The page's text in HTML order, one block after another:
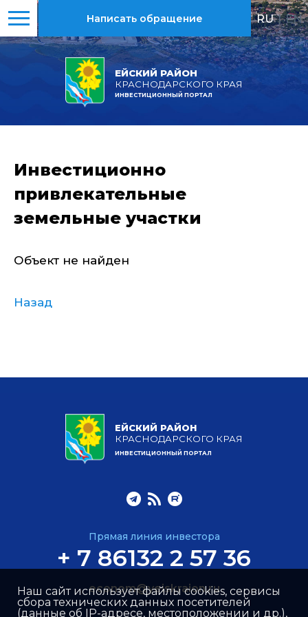
ЕЙСКИЙ РАЙОН
КРАСНОДАРСКОГО КРАЯ
ИНВЕСТИЦИОННЫЙ ПОРТАЛ
Написать обращение RU | EN
Инвестиционно
привлекательные
земельные участки
Объект не найден
Назад
ЕЙСКИЙ РАЙОН
КРАСНОДАРСКОГО КРАЯ
ИНВЕСТИЦИОННЫЙ ПОРТАЛ
Прямая линия инвестора
+ 7 86132 2 57 36
econom@yeiskraion.ru
Наш сайт использует файлы cookies, сервисы
сбора технических данных посетителей
(данные об IP-адресе, местоположении и др.),